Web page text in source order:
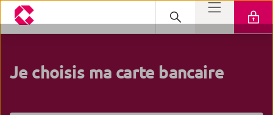
Je choisis ma carte bancaire